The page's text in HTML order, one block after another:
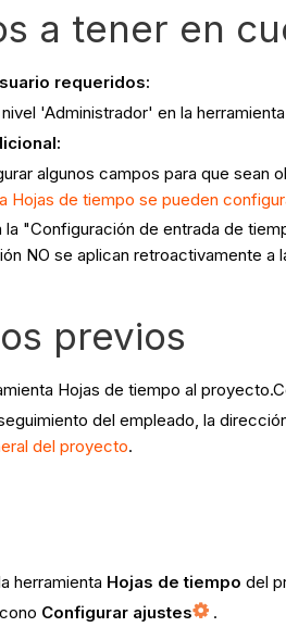
a tener en
requeridos:
'Administrador' en la
algunos campos para que sean
Hojas de tiempo se pueden
la "Configuración de entrada de
NO se aplican retroactivamente a
previos
Hojas de tiempo al
del empleado, la
del proyecto.
herramienta Hojas de tiempo del
Configurar ajustes
.